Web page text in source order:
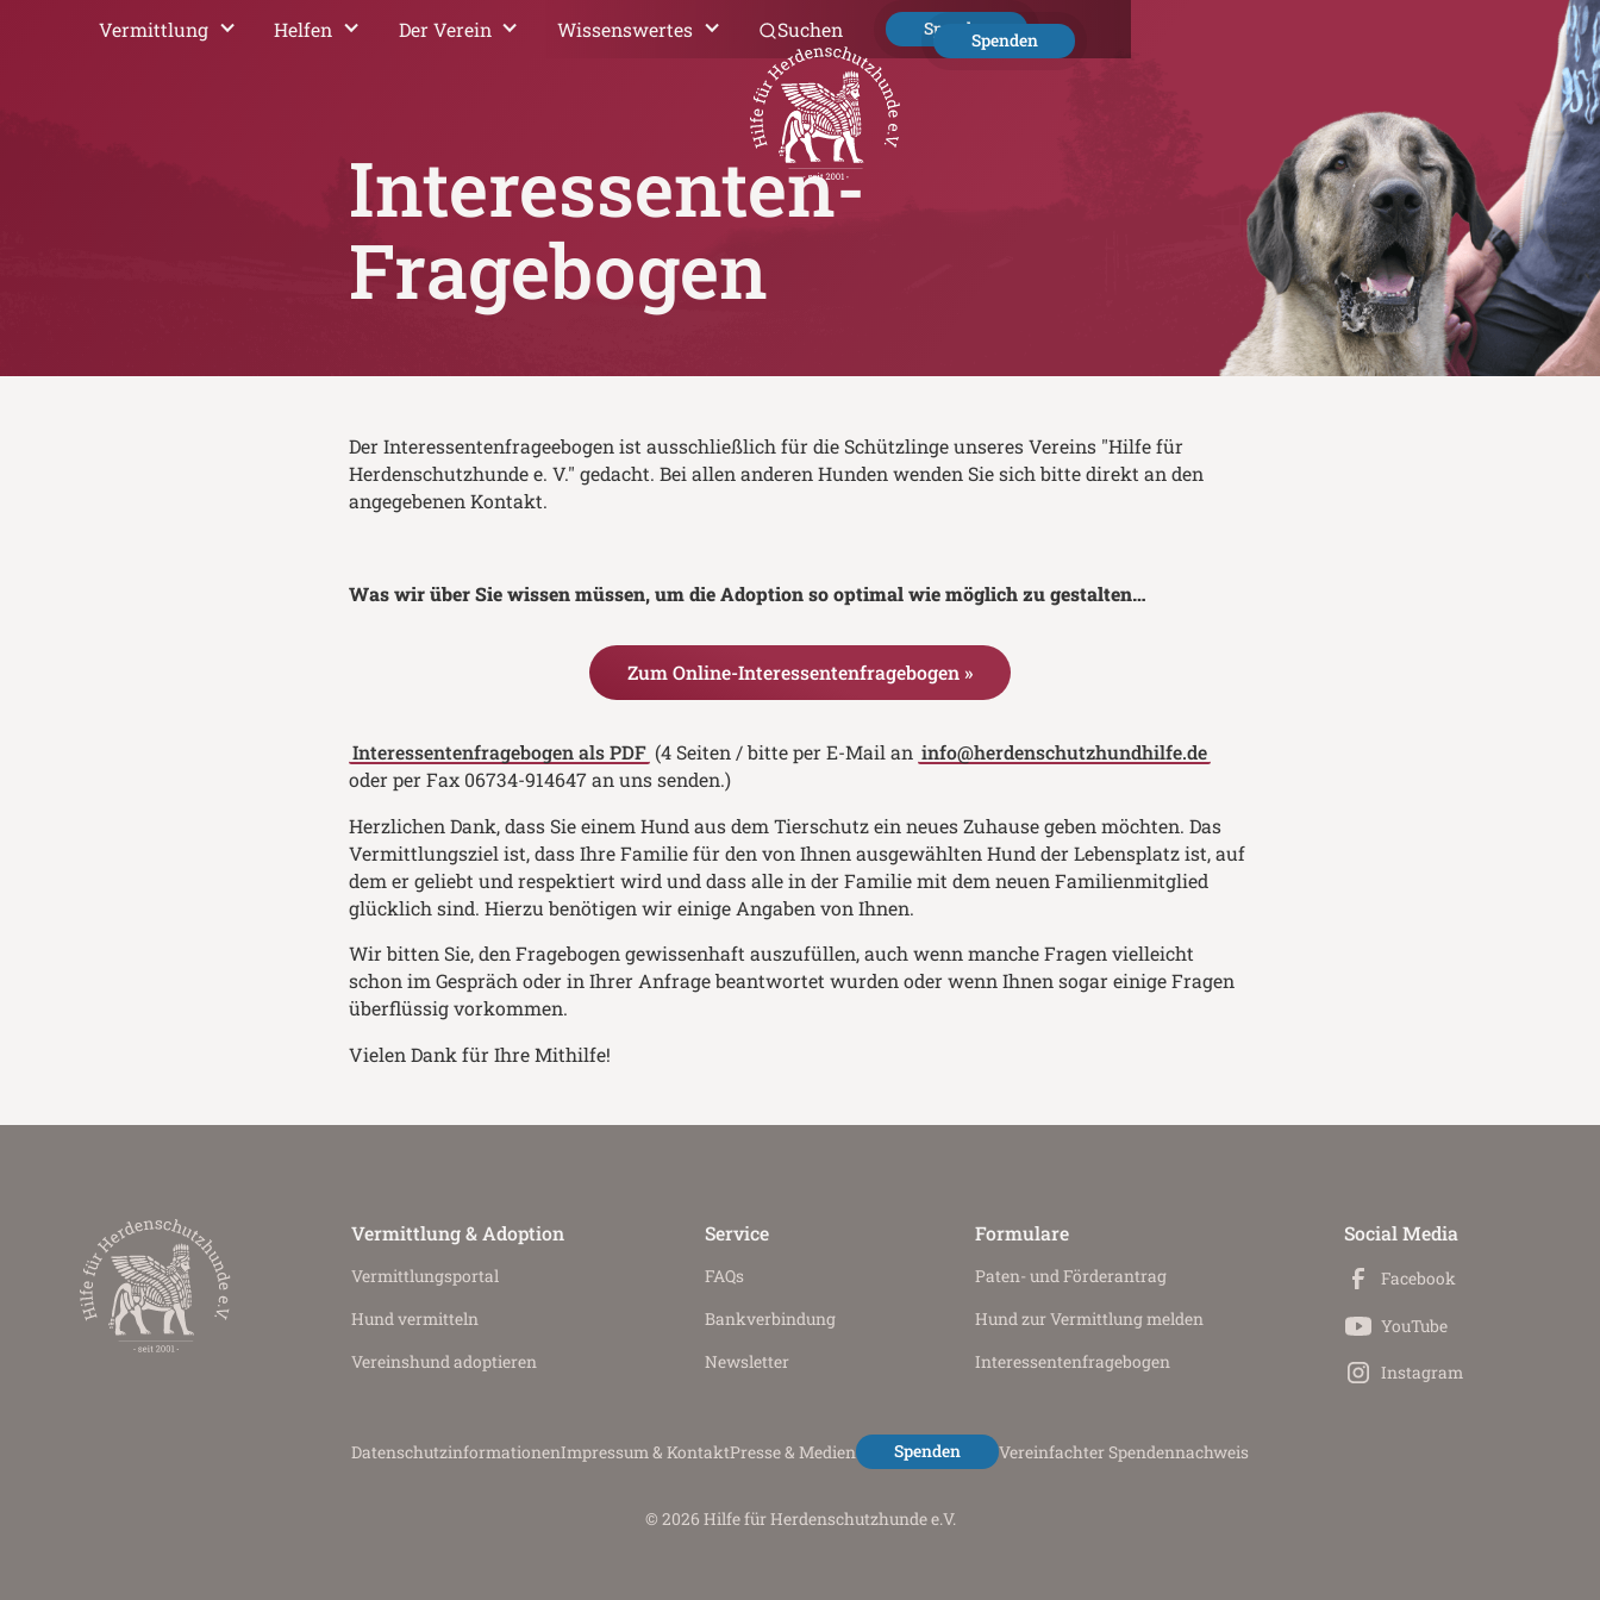
Vermittlung Helfen Der Verein Wissenswertes Suchen Spenden
Spenden
Interessenten-
Fragebogen
Der Interessentenfrageebogen ist ausschließlich für die Schützlinge unseres Vereins "Hilfe für
Herdenschutzhunde e. V." gedacht. Bei allen anderen Hunden wenden Sie sich bitte direkt an den
angegebenen Kontakt.
Was wir über Sie wissen müssen, um die Adoption so optimal wie möglich zu gestalten…
Zum Online-Interessentenfragebogen »
Interessentenfragebogen als PDF (4 Seiten / bitte per E-Mail an info@herdenschutzhundhilfe.de
oder per Fax 06734-914647 an uns senden.)
Herzlichen Dank, dass Sie einem Hund aus dem Tierschutz ein neues Zuhause geben möchten. Das
Vermittlungsziel ist, dass Ihre Familie für den von Ihnen ausgewählten Hund der Lebensplatz ist, auf
dem er geliebt und respektiert wird und dass alle in der Familie mit dem neuen Familienmitglied
glücklich sind. Hierzu benötigen wir einige Angaben von Ihnen.
Wir bitten Sie, den Fragebogen gewissenhaft auszufüllen, auch wenn manche Fragen vielleicht
schon im Gespräch oder in Ihrer Anfrage beantwortet wurden oder wenn Ihnen sogar einige Fragen
überflüssig vorkommen.
Vielen Dank für Ihre Mithilfe!
Vermittlung & Adoption
Vermittlungs­portal
Hund vermitteln
Vereinshund adoptieren
Service
FAQs
Bankverbindung
Newsletter
Formulare
Paten- und Förderantrag
Hund zur Vermittlung melden
Interessenten­fragebogen
Social Media
Facebook
YouTube
Instagram
Datenschutz­informationenImpressum & KontaktPresse & Medien Spenden Vereinfachter Spendennachweis
© 2026 Hilfe für Herdenschutzhunde e.V.